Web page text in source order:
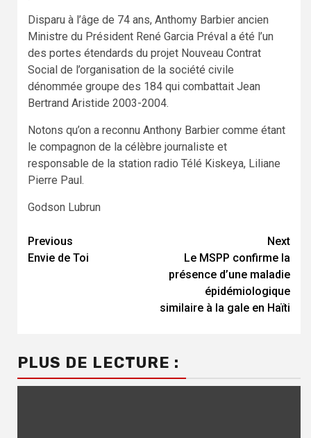
Disparu à l’âge de 74 ans, Anthomy Barbier ancien
Ministre du Président René Garcia Préval a été l’un
des portes étendards du projet Nouveau Contrat
Social de l’organisation de la société civile
dénommée groupe des 184 qui combattait Jean
Bertrand Aristide 2003-2004.
Notons qu’on a reconnu Anthony Barbier comme étant
le compagnon de la célèbre journaliste et
responsable de la station radio Télé Kiskeya, Liliane
Pierre Paul.
Godson Lubrun
Continue
Reading
Previous
Envie de Toi
Next
Le MSPP confirme la
présence d’une maladie
épidémiologique
similaire à la gale en Haïti
PLUS DE LECTURE :